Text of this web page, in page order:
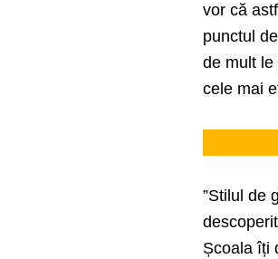
vor că
punctul
de mult
cele mai
”Stilul de
Școala îți